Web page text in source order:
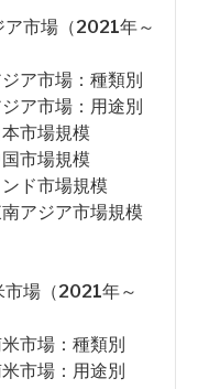
ア市場（2021年～
ア市場：種類別
ア市場：用途別
市場規模
市場規模
ド市場規模
アジア市場規模
市場（2021年～
市場：種類別
市場：用途別